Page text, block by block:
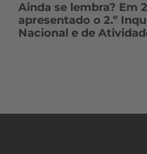
Ainda se lembra? Em
apresentado o 2.º
Nacional e de